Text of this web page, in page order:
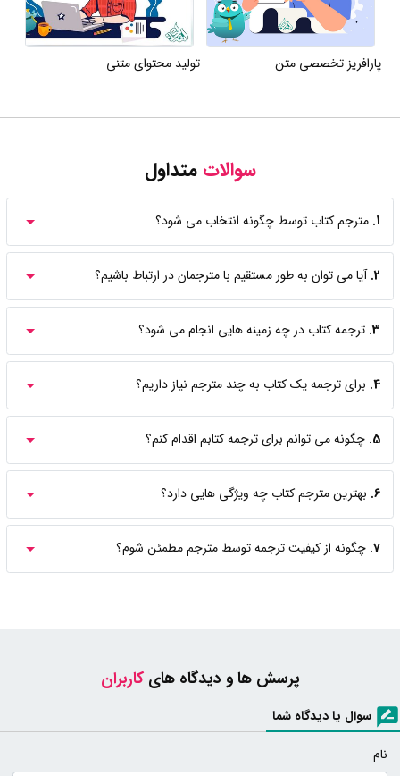
پارافریز تخصصی متن تولید محتوای متنی
سوالاتمتداول
1. مترجم کتاب توسط چگونه انتخاب می شود؟
2. آیا می توان به طور مستقیم با مترجمان در ارتباط باشیم؟
3. ترجمه کتاب در چه زمینه هایی انجام می شود؟
4. برای ترجمه یک کتاب به چند مترجم نیاز داریم؟
5. چگونه می توانم برای ترجمه کتابم اقدام کنم؟
6. بهترین مترجم کتاب چه ویژگی هایی دارد؟
7. چگونه از کیفیت ترجمه توسط مترجم مطمئن شوم؟
پرسش ها و دیدگاه هایکاربران
سوال یا دیدگاه شما
نام